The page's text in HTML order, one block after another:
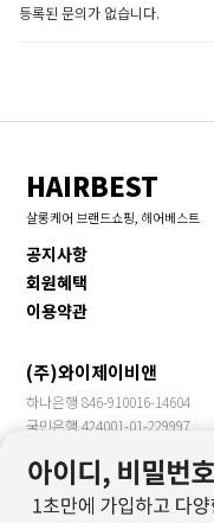
등록된 문의가 없습니다.
HAIRBEST
살롱케어 브랜드쇼핑, 헤어베스트
공지사항
회원혜택
이용약관
(주)와이제이비앤
하나은행 846-910016-14604
국민은행 424001-01-229997
농협은행 355-0018-3149-63
우리은행 1005-901-399957